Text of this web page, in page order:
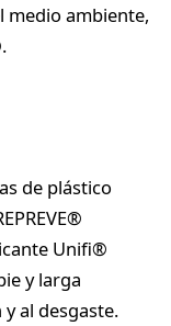
medio ambiente,
de plástico
Unifi®
y larga
al desgaste.